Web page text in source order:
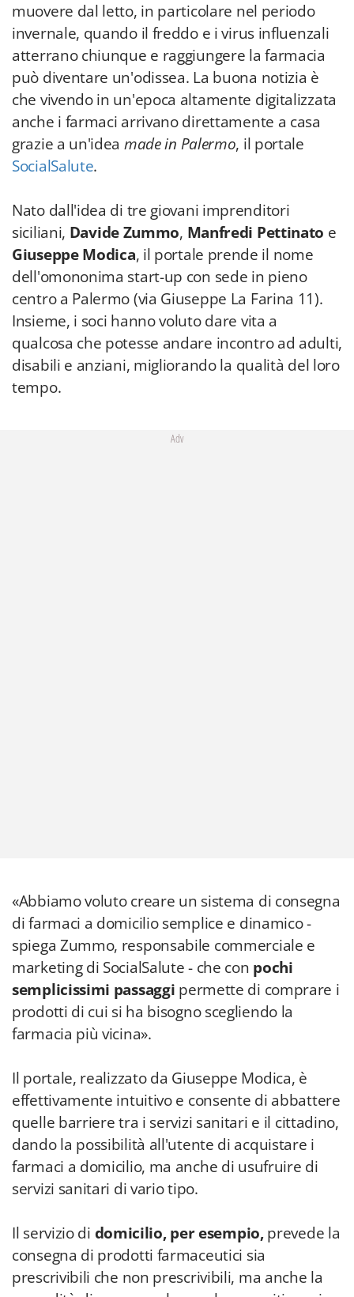
muovere dal letto, in particolare nel periodo
invernale, quando il freddo e i virus influenzali
atterrano chiunque e raggiungere la farmacia
può diventare un'odissea. La buona notizia è
che vivendo in un'epoca altamente digitalizzata
anche i farmaci arrivano direttamente a casa
grazie a un'idea made in Palermo, il portale
SocialSalute.
Nato dall'idea di tre giovani imprenditori
siciliani, Davide Zummo, Manfredi Pettinato e
Giuseppe Modica, il portale prende il nome
dell'omononima start-up con sede in pieno
centro a Palermo (via Giuseppe La Farina 11).
Insieme, i soci hanno voluto dare vita a
qualcosa che potesse andare incontro ad adulti,
disabili e anziani, migliorando la qualità del loro
tempo.
Adv
«Abbiamo voluto creare un sistema di consegna
di farmaci a domicilio semplice e dinamico -
spiega Zummo, responsabile commerciale e
marketing di SocialSalute - che con pochi
semplicissimi passaggi permette di comprare i
prodotti di cui si ha bisogno scegliendo la
farmacia più vicina».
Il portale, realizzato da Giuseppe Modica, è
effettivamente intuitivo e consente di abbattere
quelle barriere tra i servizi sanitari e il cittadino,
dando la possibilità all'utente di acquistare i
farmaci a domicilio, ma anche di usufruire di
servizi sanitari di vario tipo.
Il servizio di domicilio, per esempio,prevede la
consegna di prodotti farmaceutici sia
prescrivibili che non prescrivibili, ma anche la